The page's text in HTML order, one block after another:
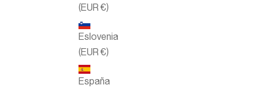
(EUR €)
Eslovenia
(EUR €)
España